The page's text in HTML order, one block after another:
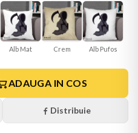
Alb Mat Crem Alb Pufos
ADAUGA IN COS
Distribuie